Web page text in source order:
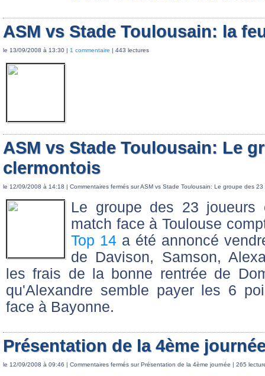
ASM vs Stade Toulousain: la
le 13/09/2008 à 13:30 | 1 commentaire | 443 lectures
ASM vs Stade Toulousain: Le
clermontois
le 12/09/2008 à 14:18 | Commentaires fermés sur ASM vs Stade Toulousain: Le groupe des 23
Le groupe des 23 joueurs
match face à Toulouse
Top 14 a été annoncé
de Davison, Samson,
les frais de la bonne rentrée de
qu'Alexandre semble payer les 6
face à Bayonne.
Présentation de la 4ème
le 12/09/2008 à 09:46 | Commentaires fermés sur Présentation de la 4ème journée | 265